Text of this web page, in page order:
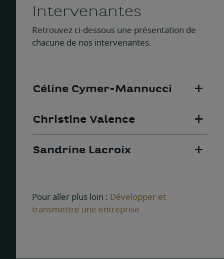
Intervenantes
Retrouvez ci-dessous une présentation de
chacune de nos intervenantes.
Céline Cymer-Mannucci
Christine Valence
Sandrine Lacroix
Pour aller plus loin : Développer et
transmettre une entreprise